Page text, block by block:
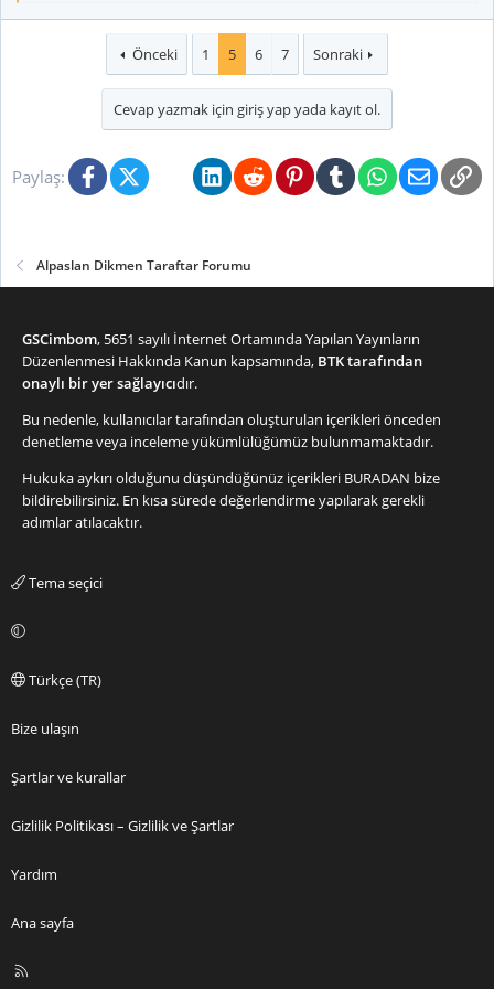
Önceki 1 5 6 7 Sonraki
Cevap yazmak için giriş yap yada kayıt ol.
Paylaş: FacebookX (Twitter)BlueskyLinkedInRedditPinterestTumblrWhatsApp
E-posta
Alpaslan Dikmen Taraftar Forumu
GSCimbom, 5651 sayılı İnternet Ortamında Yapılan Yayınların
Düzenlenmesi Hakkında Kanun kapsamında, BTK tarafından
onaylı bir yer sağlayıcıdır.
Bu nedenle, kullanıcılar tarafından oluşturulan içerikleri önceden
denetleme veya inceleme yükümlülüğümüz bulunmamaktadır.
Hukuka aykırı olduğunu düşündüğünüz içerikleri BURADAN bize
bildirebilirsiniz. En kısa sürede değerlendirme yapılarak gerekli
adımlar atılacaktır.
Tema seçici
Türkçe (TR)
Bize ulaşın
Şartlar ve kurallar
Gizlilik Politikası – Gizlilik ve Şartlar
Yardım
Ana sayfa
R